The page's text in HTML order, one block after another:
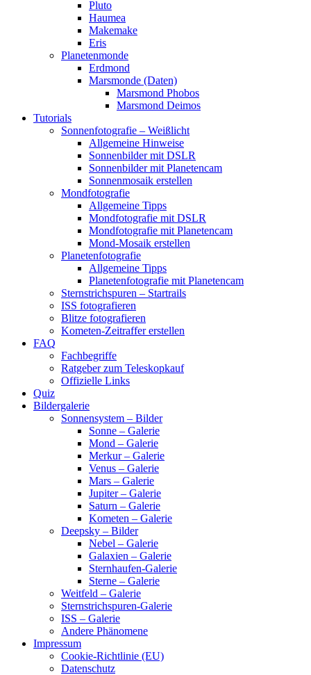
Pluto
Haumea
Makemake
Eris
Planetenmonde
Erdmond
Marsmonde (Daten)
Marsmond Phobos
Marsmond Deimos
Tutorials
Sonnenfotografie – Weißlicht
Allgemeine Hinweise
Sonnenbilder mit DSLR
Sonnenbilder mit Planetencam
Sonnenmosaik erstellen
Mondfotografie
Allgemeine Tipps
Mondfotografie mit DSLR
Mondfotografie mit Planetencam
Mond-Mosaik erstellen
Planetenfotografie
Allgemeine Tipps
Planetenfotografie mit Planetencam
Sternstrichspuren – Startrails
ISS fotografieren
Blitze fotografieren
Kometen-Zeitraffer erstellen
FAQ
Fachbegriffe
Ratgeber zum Teleskopkauf
Offizielle Links
Quiz
Bildergalerie
Sonnensystem – Bilder
Sonne – Galerie
Mond – Galerie
Merkur – Galerie
Venus – Galerie
Mars – Galerie
Jupiter – Galerie
Saturn – Galerie
Kometen – Galerie
Deepsky – Bilder
Nebel – Galerie
Galaxien – Galerie
Sternhaufen-Galerie
Sterne – Galerie
Weitfeld – Galerie
Sternstrichspuren-Galerie
ISS – Galerie
Andere Phänomene
Impressum
Cookie-Richtlinie (EU)
Datenschutz